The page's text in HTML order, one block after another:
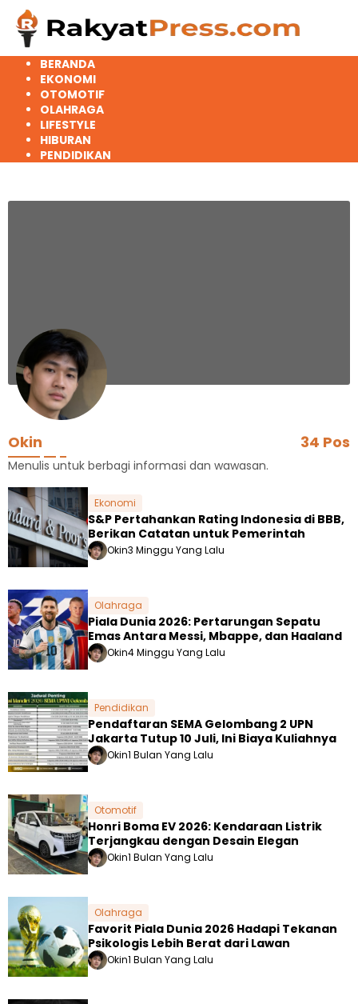
Langsung
konten
BERANDA
EKONOMI
OTOMOTIF
OLAHRAGA
LIFESTYLE
HIBURAN
PENDIDIKAN
Okin 34 Pos
Menulis untuk berbagi informasi dan wawasan.
Ekonomi
S&P Pertahankan Rating Indonesia di BBB,
Berikan Catatan untuk Pemerintah
Okin3 Minggu Yang Lalu
Olahraga
Piala Dunia 2026: Pertarungan Sepatu
Emas Antara Messi, Mbappe, dan Haaland
Okin4 Minggu Yang Lalu
Pendidikan
Pendaftaran SEMA Gelombang 2 UPN
Jakarta Tutup 10 Juli, Ini Biaya Kuliahnya
Okin1 Bulan Yang Lalu
Otomotif
Honri Boma EV 2026: Kendaraan Listrik
Terjangkau dengan Desain Elegan
Okin1 Bulan Yang Lalu
Olahraga
Favorit Piala Dunia 2026 Hadapi Tekanan
Psikologis Lebih Berat dari Lawan
Okin1 Bulan Yang Lalu